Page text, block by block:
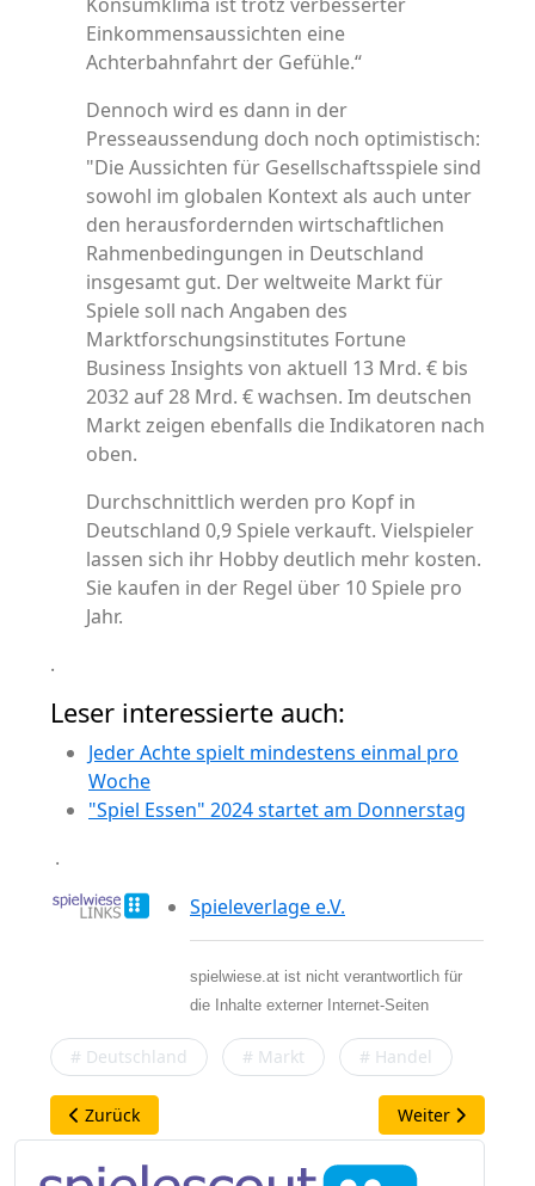
Einkommensaussichten eine
Achterbahnfahrt der Gefühle.“
Dennoch wird es dann in der
Presseaussendung doch noch optimistisch:
"Die Aussichten für Gesellschaftsspiele sind
sowohl im globalen Kontext als auch unter
den herausfordernden wirtschaftlichen
Rahmenbedingungen in Deutschland
insgesamt gut. Der weltweite Markt für
Spiele soll nach Angaben des
Marktforschungsinstitutes Fortune
Business Insights von aktuell 13 Mrd. € bis
2032 auf 28 Mrd. € wachsen. Im deutschen
Markt zeigen ebenfalls die Indikatoren nach
oben.
Durchschnittlich werden pro Kopf in
Deutschland 0,9 Spiele verkauft. Vielspieler
lassen sich ihr Hobby deutlich mehr kosten.
Sie kaufen in der Regel über 10 Spiele pro
Jahr.
.
Leser interessierte auch:
Jeder Achte spielt mindestens einmal pro
Woche
"Spiel Essen" 2024 startet am Donnerstag
.
Spieleverlage e.V.
spielwiese.at ist nicht verantwortlich für
die Inhalte externer Internet-Seiten
# Deutschland # Markt # Handel
Vorheriger Beitrag: Freizeit-Barometer 2025: So verspielt
Zurück Nächster
Weiter